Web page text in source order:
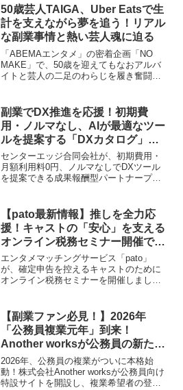
「好き」を収益に変えることができま
す。副業ファンや推し活を応援する全て
の人へ、夢の実現をサポートするこのサ
ービスで、クリエイティブな活動を広げ
ましょう。
50歳芸人TAIGA、Uber Eatsで生
計を支えながら夢を追う！リアル
な副業事情と熱い芸人魂に迫る
「ABEMAエンタメ」の密着企画「NO
MAKE」で、50歳を迎えてもなおアルバ
イトと芸人の二足のわらじを履き奮闘す
計事情や、家族への深い愛情、そして後
輩芸人たちとの絆を胸に夢を追い続ける
熱い芸人魂は、多くの副業ファンや夢を
追いかける人々に勇気を与えることでし
ょう。
副業でDX推進を応援！初期費
用・ノルマなし、AIが最適なツー
ルを提案する「DXカタログ」で
新たな収入源を掴もう！
センターエッジ合同会社が、初期費用・
月額利用料0円、ノルマなしでDXツール
を提案できる成果報酬型パートナープロ
AIが最適提案し、専門知識がなくてもプ
ロのサポートで安心して取り組めるた
め、副業を探している方や顧客単価を上
げたいビジネスパーソンに注目されてい
ます。
【pato最新情報】推しを全力応
援！キャストの「安心」を支える
オンライン税務セミナー開催で、
活動がもっと輝く！
エンタメマッチングサービス「pato」
が、確定申告を控えるキャストのために
オンライン税務セミナーを開催しまし
ートし、ファンにとっても安心して推し
活を楽しめる健全なエンタメ環境を創出
することを目指しています。
【副業ファン必見！】2026年
「公務員複業元年」到来！
Another worksが公務員の新たな
挑戦を全力応援！
2026年、公務員の複業がついに本格始
動！株式会社Another worksが公務員向け
特設サイトを開設し、複業希望者の登録